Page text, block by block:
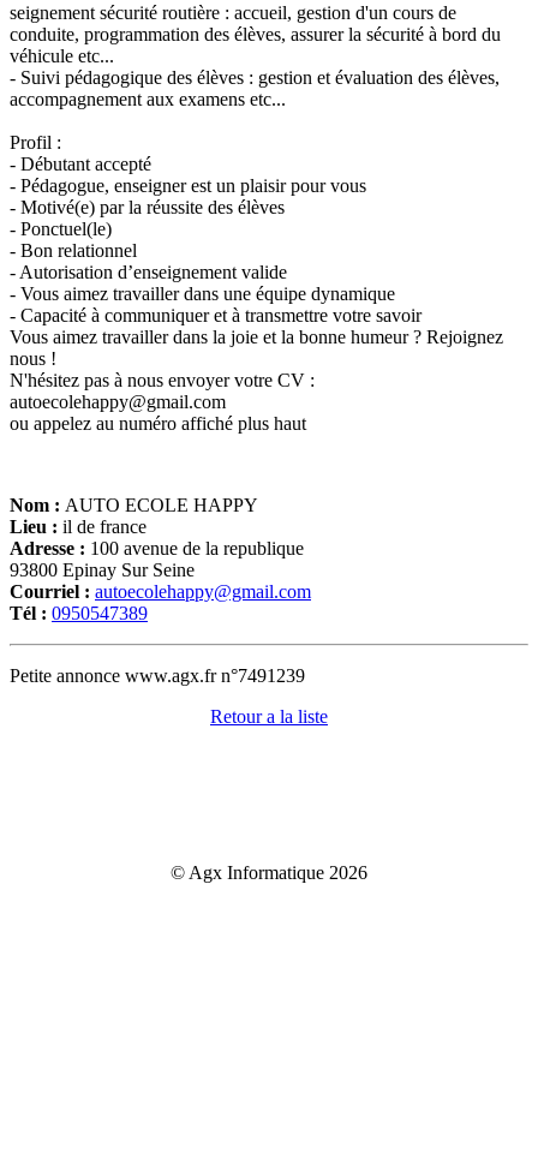
seignement sécurité routière : accueil, gestion d'un cours de
conduite, programmation des élèves, assurer la sécurité à bord du
véhicule etc...
- Suivi pédagogique des élèves : gestion et évaluation des élèves,
accompagnement aux examens etc...
Profil :
- Débutant accepté
- Pédagogue, enseigner est un plaisir pour vous
- Motivé(e) par la réussite des élèves
- Ponctuel(le)
- Bon relationnel
- Autorisation d’enseignement valide
- Vous aimez travailler dans une équipe dynamique
- Capacité à communiquer et à transmettre votre savoir
Vous aimez travailler dans la joie et la bonne humeur ? Rejoignez
nous !
N'hésitez pas à nous envoyer votre CV :
autoecolehappy@gmail.com
ou appelez au numéro affiché plus haut
Nom : AUTO ECOLE HAPPY
Lieu : il de france
Adresse : 100 avenue de la republique
93800 Epinay Sur Seine
Courriel : autoecolehappy@gmail.com
Tél : 0950547389
Petite annonce www.agx.fr n°7491239
Retour a la liste
© Agx Informatique 2026